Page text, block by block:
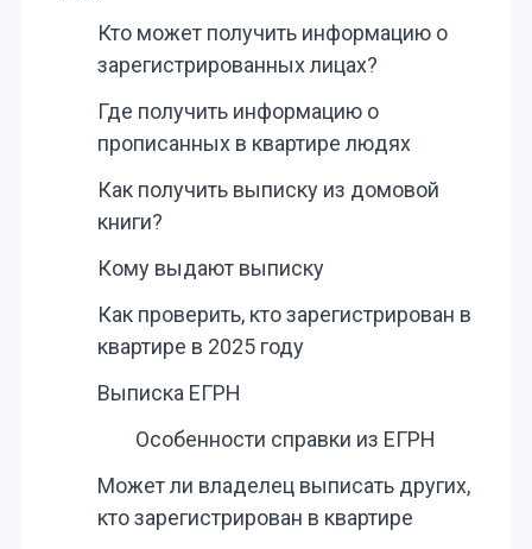
Кто может получить информацию о
зарегистрированных лицах?
Где получить информацию о
прописанных в квартире людях
Как получить выписку из домовой
книги?
Кому выдают выписку
Как проверить, кто зарегистрирован в
квартире в 2025 году
Выписка ЕГРН
Особенности справки из ЕГРН
Может ли владелец выписать других,
кто зарегистрирован в квартире